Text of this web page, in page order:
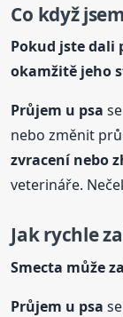
Co když
Pokud jste dali
okamžitě jeho
Průjem u psa
nebo změnit
zvracení nebo
veterináře.
Jak rychle
Smecta může
Průjem u psa